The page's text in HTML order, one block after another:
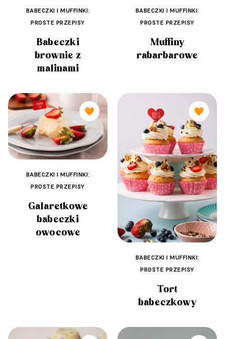
BABECZKI I MUFFINKI:
PROSTE PRZEPISY
Babeczki
brownie z
malinami
BABECZKI I MUFFINKI:
PROSTE PRZEPISY
Muffiny
rabarbarowe
🧡
BABECZKI I MUFFINKI:
PROSTE PRZEPISY
Galaretkowe
babeczki
owocowe
🧡
BABECZKI I MUFFINKI:
PROSTE PRZEPISY
Tort
babeczkowy